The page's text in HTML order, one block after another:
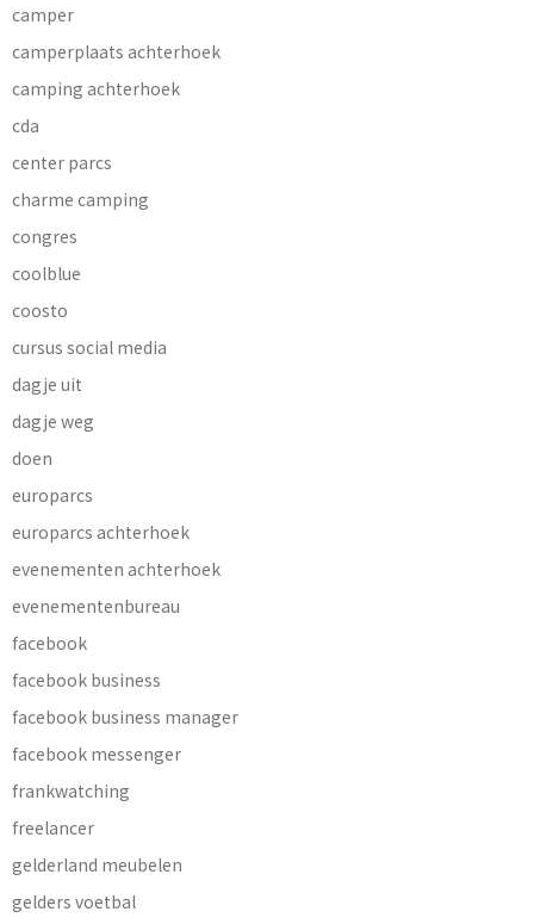
camper
camperplaats achterhoek
camping achterhoek
cda
center parcs
charme camping
congres
coolblue
coosto
cursus social media
dagje uit
dagje weg
doen
europarcs
europarcs achterhoek
evenementen achterhoek
evenementenbureau
facebook
facebook business
facebook business manager
facebook messenger
frankwatching
freelancer
gelderland meubelen
gelders voetbal